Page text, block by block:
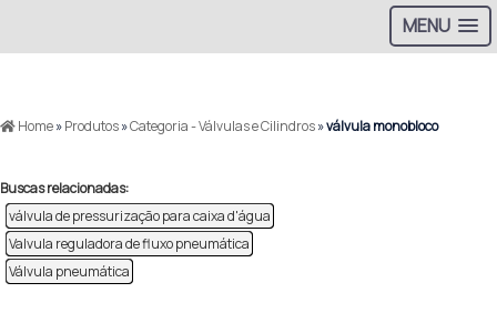
MENU
Home»Produtos»Categoria - Válvulas e Cilindros»válvula monobloco
Buscas relacionadas:
válvula de pressurização para caixa d'água
Valvula reguladora de fluxo pneumática
Válvula pneumática